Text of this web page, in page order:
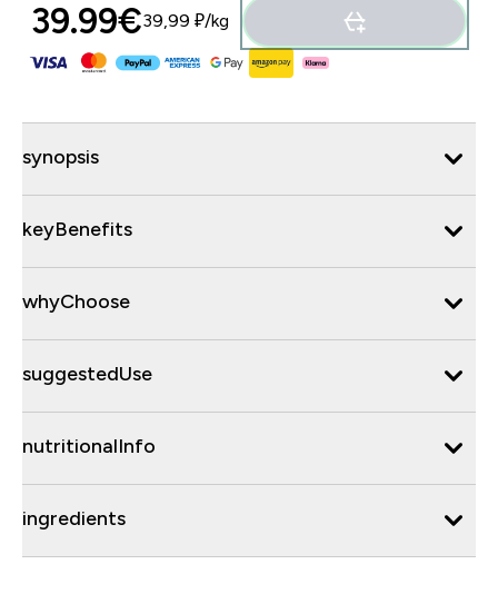
39.99€‎39,99 ₽‎/kg
synopsis
keyBenefits
whyChoose
suggestedUse
nutritionalInfo
ingredients